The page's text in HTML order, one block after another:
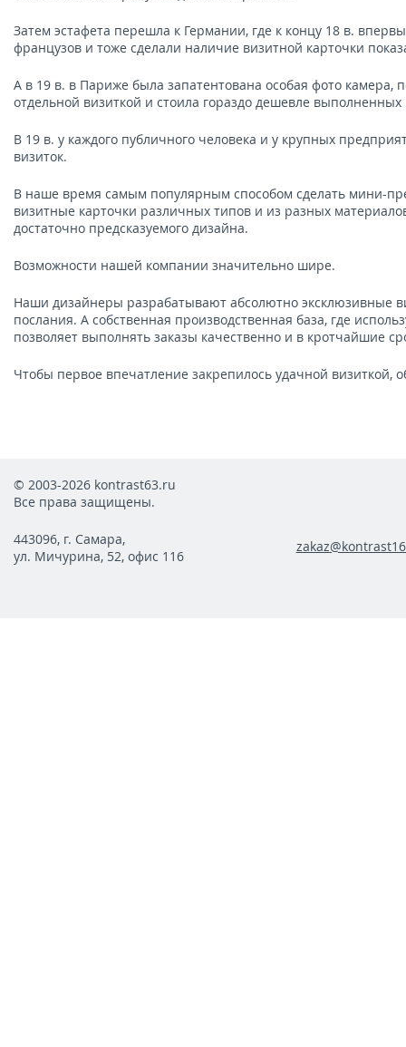
Затем эстафета перешла к Германии, где к концу 18 в.
французов и тоже сделали наличие визитной карточки
А в 19 в. в Париже была запатентована особая фото
отдельной визиткой и стоила гораздо дешевле
В 19 в. у каждого публичного человека и у крупных
визиток.
В наше время самым популярным способом сделать мини-
визитные карточки различных типов и из разных
достаточно предсказуемого дизайна.
Возможности нашей компании значительно шире.
Наши дизайнеры разрабатывают абсолютно эксклюзивные
послания. А собственная производственная база, где
позволяет выполнять заказы качественно и в кротчайшие
Чтобы первое впечатление закрепилось удачной визиткой,
© 2003-2026 kontrast63.ru
Все права защищены.
443096, г. Самара,
ул. Мичурина, 52, офис 116